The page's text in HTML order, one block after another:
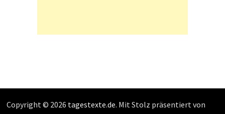
Copyright © 2026 tagestexte.de. Mit Stolz präsentiert von